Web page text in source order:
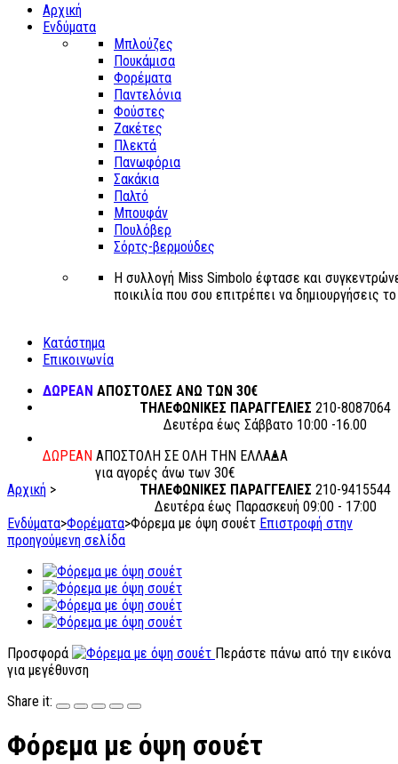
Αρχική
Ενδύματα
Μπλούζες
Πουκάμισα
Φορέματα
Παντελόνια
Φούστες
Ζακέτες
Πλεκτά
Πανωφόρια
Σακάκια
Παλτό
Μπουφάν
Πουλόβερ
Σόρτς-βερμούδες
Η συλλογή Miss Simbolo έφτασε και
ποικιλία που σου επιτρέπει να δημιουργήσεις
Κατάστημα
Επικοινωνία
ΔΩΡΕΑΝ ΑΠΟΣΤΟΛΕΣ ΑΝΩ ΤΩΝ 30€
ΤΗΛΕΦΩΝΙΚΕΣ ΠΑΡΑΓΓΕΛΙΕΣ 210-8087064
Δευτέρα έως Σάββατο 10:00 -16.00
ΔΩΡΕΑΝ ΑΠΟΣΤΟΛΗ ΣΕ ΟΛΗ ΤΗΝ ΕΛΛΑΔΑ
για αγορές άνω των 30€
ΤΗΛΕΦΩΝΙΚΕΣ ΠΑΡΑΓΓΕΛΙΕΣ 210-9415544
Δευτέρα έως Παρασκευή 09:00 - 17:00
Αρχική >
Ενδύματα>Φορέματα>Φόρεμα με όψη σουέτ Επιστροφή στην
προηγούμενη σελίδα
Προσφορά
Περάστε πάνω από την εικόνα
για μεγέθυνση
Share it:
Φόρεμα με όψη σουέτ